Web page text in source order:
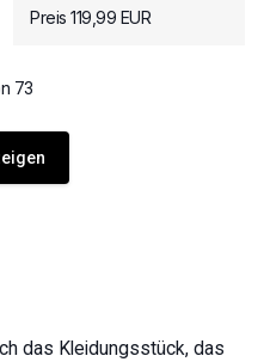
Preis 119,99 EUR
73
das Kleidungsstück, das